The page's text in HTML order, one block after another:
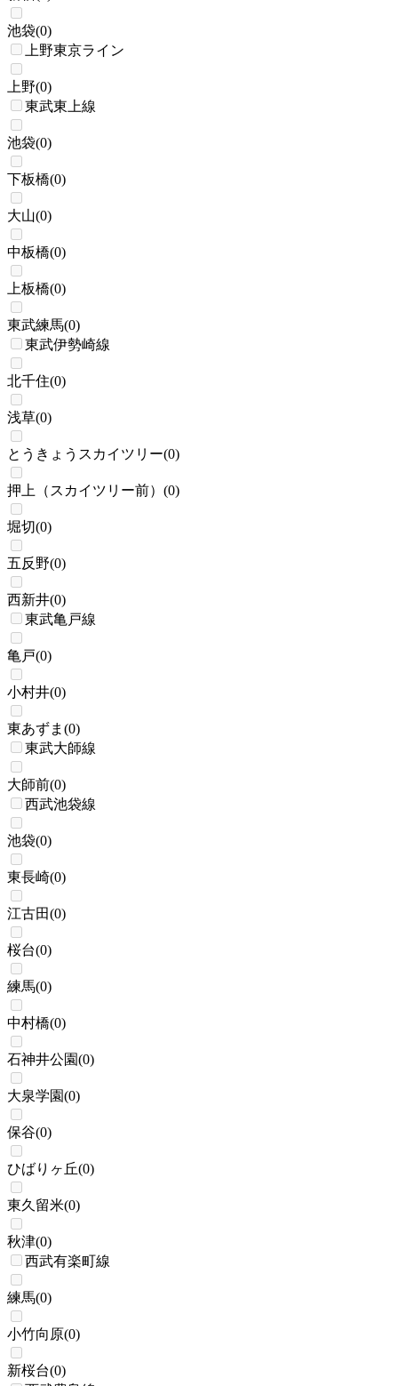
池袋(0)
上野東京ライン
上野(0)
東武東上線
池袋(0)
下板橋(0)
大山(0)
中板橋(0)
上板橋(0)
東武練馬(0)
東武伊勢崎線
北千住(0)
浅草(0)
とうきょうスカイツリー(0)
押上（スカイツリー前） (0)
堀切(0)
五反野(0)
西新井(0)
東武亀戸線
亀戸(0)
小村井(0)
東あずま (0)
東武大師線
大師前(0)
西武池袋線
池袋(0)
東長崎(0)
江古田(0)
桜台(0)
練馬(0)
中村橋(0)
石神井公園(0)
大泉学園(0)
保谷(0)
ひばりヶ丘(0)
東久留米(0)
秋津(0)
西武有楽町線
練馬(0)
小竹向原(0)
新桜台(0)